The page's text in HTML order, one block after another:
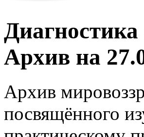
Архив на
Архив
посвящённого